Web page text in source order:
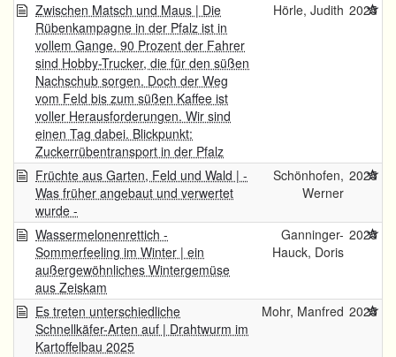
Zwischen Matsch und Maus | Die
Rübenkampagne in der Pfalz ist in
vollem Gange. 90 Prozent der Fahrer
sind Hobby-Trucker, die für den süßen
Nachschub sorgen. Doch der Weg
vom Feld bis zum süßen Kaffee ist
voller Herausforderungen. Wir sind
einen Tag dabei. Blickpunkt:
Zuckerrübentransport in der Pfalz
Hörle, Judith 2025
Früchte aus Garten, Feld und Wald | -
Was früher angebaut und verwertet
wurde -
Schönhofen,
Werner
2025
Wassermelonenrettich -
Sommerfeeling im Winter | ein
außergewöhnliches Wintergemüse
aus Zeiskam
Ganninger-
Hauck, Doris
2025
Es treten unterschiedliche
Schnellkäfer-Arten auf | Drahtwurm im
Kartoffelbau 2025
Mohr, Manfred 2025